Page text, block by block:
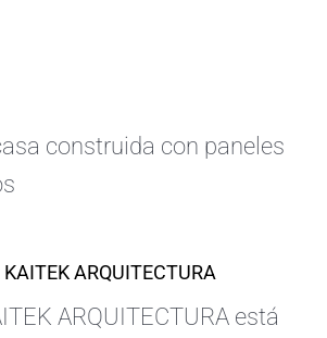
construida con paneles
KAITEK ARQUITECTURA
ARQUITECTURA está